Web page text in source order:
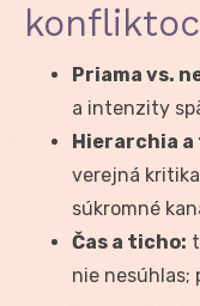
Priama vs.
a intenzity
Hierarchia
verejná
súkromné
Čas a ticho:
nie nesúhlas;